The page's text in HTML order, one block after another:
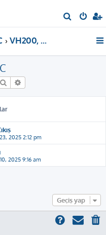
r
VH200, VH300, VH500 PLC
Ara
2025 2:12 pm
2025 9:16 am
Geçiş yap